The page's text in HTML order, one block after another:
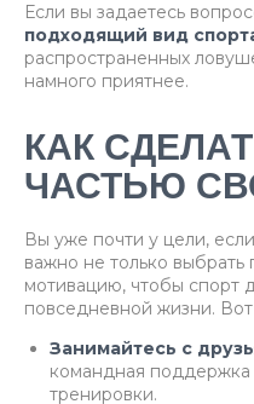
Если вы задаетесь
подходящий вид
распространенных
намного приятнее.
КАК
ЧАСТЬЮ
Вы уже почти у цели,
важно не только выбрать
мотивацию, чтобы спорт
повседневной жизни. Вот
Занимайтесь с
командная поддержка
тренировки.